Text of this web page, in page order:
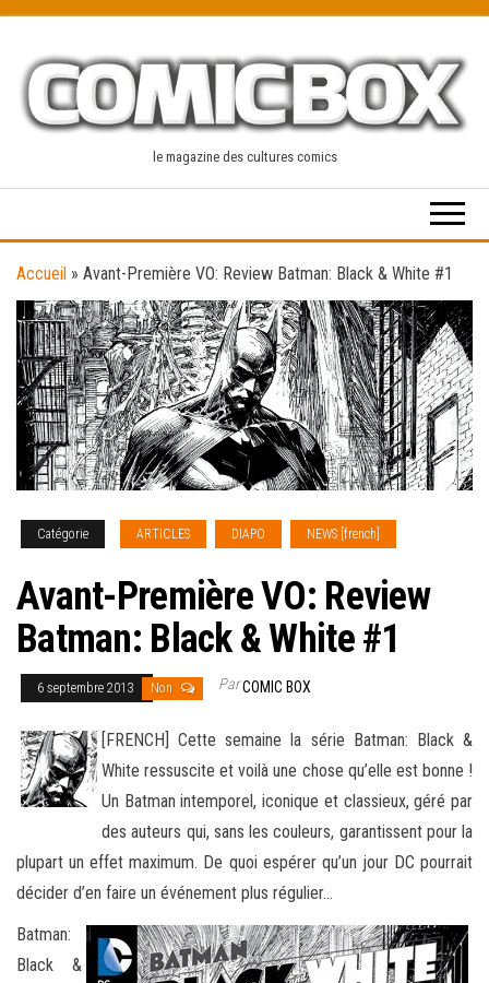
content
le magazine des cultures comics
Accueil » Avant-Première VO: Review Batman: Black & White #1
Catégorie ARTICLES DIAPO NEWS [french]
Avant-Première VO: Review
Batman: Black & White #1
6 septembre 2013 Non ParCOMIC BOX
[FRENCH] Cette semaine la série Batman: Black &
White ressuscite et voilà une chose qu’elle est bonne !
Un Batman intemporel, iconique et classieux, géré par
des auteurs qui, sans les couleurs, garantissent pour la
plupart un effet maximum. De quoi espérer qu’un jour DC pourrait
décider d’en faire un événement plus régulier…
Batman:
Black &